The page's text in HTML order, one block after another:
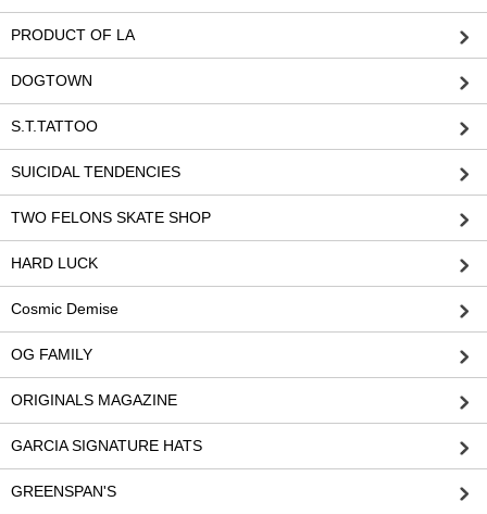
PRODUCT OF LA
DOGTOWN
S.T.TATTOO
SUICIDAL TENDENCIES
TWO FELONS SKATE SHOP
HARD LUCK
Cosmic Demise
OG FAMILY
ORIGINALS MAGAZINE
GARCIA SIGNATURE HATS
GREENSPAN'S